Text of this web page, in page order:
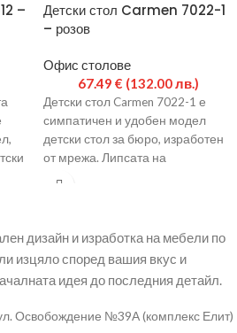
–
Детски стол Carmen 7022-1
– розов
Офис столове
67.49 € (132.00 лв.)
Детски стол Carmen 7022-1 е
симпатичен и удобен модел
детски стол за бюро, изработен
от мрежа. Липсата на
подлакътници го
дизайн и изработка на мебели по
изцяло според вашия вкус и
идея до последния детайл.
Освобождение №39А (комплекс Елит)